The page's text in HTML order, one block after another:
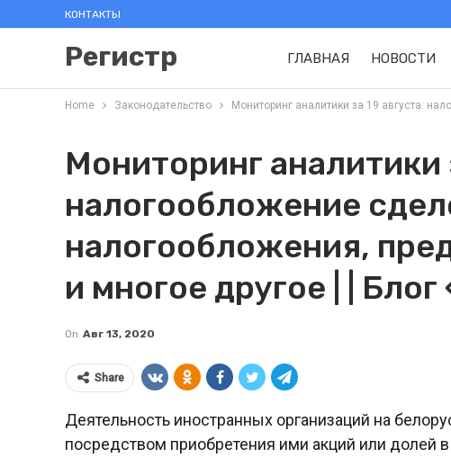
КОНТАКТЫ
Регистр ГЛАВНАЯ НОВОСТИ
Home Законодательство Мониторинг аналитики за 19 августа:
Мониторинг аналитики
налогообложение
налогообложения,
и многое другое | |
On Авг 13, 2020
Share
Деятельность иностранных организаций на
посредством приобретения ими акций или долей